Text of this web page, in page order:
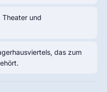
Theater und
das zum